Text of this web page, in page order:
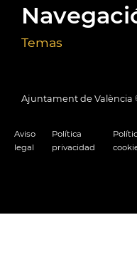
Temas
Ajuntament de València
Aviso
legal
Política
privacidad